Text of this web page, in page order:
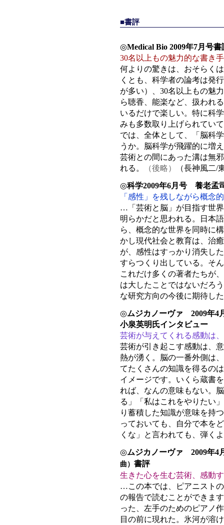
■書評
◎Medical Bio 2009年7月号書
30名以上もの魅力的な書き手
何よりの驚きは、おそらく
くとも、科学者の論考は発
が多い）、30名以上もの魅
ら聴香、能楽など、扱われ
いるだけで楽しい。特に科
みも多数取り上げられてい
では、全体として、「脳科
うか。脳科学が飛躍的に増
芸術との間にあった溝は無
れる。
（後略）
（長神風二/
◎科学2009年6月号 養老孟
「感性」を残しながら概念
…「芸術と脳」が目指す世
明らかだと思われる。日本
ら、概念的な世界を同時に
かし現代社会と教育は、治
が、感性はすっかり消失し
すらつくり出している。そ
これだけ多くの著者たちが
は大したことではないだろ
な研究方向の今後に期待し
◎ムジカノーヴァ 2009年4
小泉英明氏インタビュー
芸術が与えてくれる感動は
芸術が引き起こす感動は、
熱が湧く。脳の一番外側は
てたくさんの知識を得るの
イメージです。いくら蔵書
れば、なんの意味もない。
る」「私はこれをやりたい
り蓄積した知識が意味を持
っておいても、自分で本を
くな」と言われても、弾く
◎ムジカノーヴァ 2009年
曲） 書評
生きた心を生む芸術、感動
…この本では、ピアニスト
の報告で読むことができま
った、左手のためのピアノ
目の前に現れた。氷河が溶